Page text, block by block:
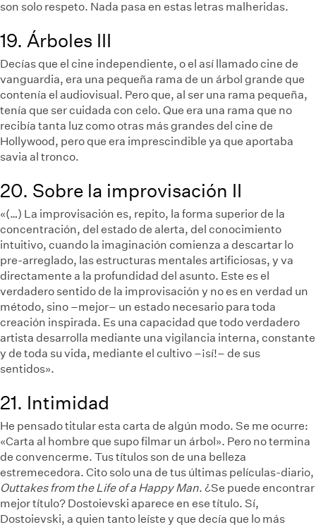
son solo respeto. Nada pasa en estas letras malheridas.
19. Árboles III
Decías que el cine independiente, o el así llamado cine de
vanguardia, era una pequeña rama de un árbol grande que
contenía el audiovisual. Pero que, al ser una rama pequeña,
tenía que ser cuidada con celo. Que era una rama que no
recibía tanta luz como otras más grandes del cine de
Hollywood, pero que era imprescindible ya que aportaba
savia al tronco.
20. Sobre la improvisación II
«(…) La improvisación es, repito, la forma superior de la
concentración, del estado de alerta, del conocimiento
intuitivo, cuando la imaginación comienza a descartar lo
pre-arreglado, las estructuras mentales artificiosas, y va
directamente a la profundidad del asunto. Este es el
verdadero sentido de la improvisación y no es en verdad un
método, sino –mejor– un estado necesario para toda
creación inspirada. Es una capacidad que todo verdadero
artista desarrolla mediante una vigilancia interna, constante
y de toda su vida, mediante el cultivo –¡sí!– de sus
sentidos».
21. Intimidad
He pensado titular esta carta de algún modo. Se me ocurre:
«Carta al hombre que supo filmar un árbol». Pero no termina
de convencerme. Tus títulos son de una belleza
estremecedora. Cito solo una de tus últimas películas-diario,
Outtakes from the Life of a Happy Man. ¿Se puede encontrar
mejor título? Dostoievski aparece en ese título. Sí,
Dostoievski, a quien tanto leíste y que decía que lo más